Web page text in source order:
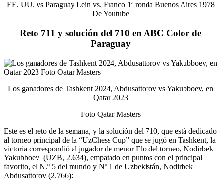
EE. UU. vs Paraguay Lein vs. Franco 1ª ronda Buenos Aires 1978
De Youtube
Reto 711 y solución del 710 en ABC Color de
Paraguay
Los ganadores de Tashkent 2024, Abdusattorov vs Yakubboev, en
Qatar 2023
Foto Qatar Masters
Este es el reto de la semana, y la solución del 710, que está dedicado
al torneo principal de la “UzChess Cup” que se jugó en Tashkent, la
victoria correspondió al jugador de menor Elo del torneo, Nodirbek
Yakubboev (UZB, 2.634), empatado en puntos con el principal
favorito, el N.º 5 del mundo y Nº 1 de Uzbekistán, Nodirbek
Abdusattorov (2.766):